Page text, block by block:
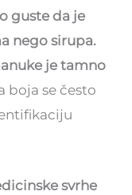
guste da je
nego sirupa.
je tamno
boja se često
svrhe